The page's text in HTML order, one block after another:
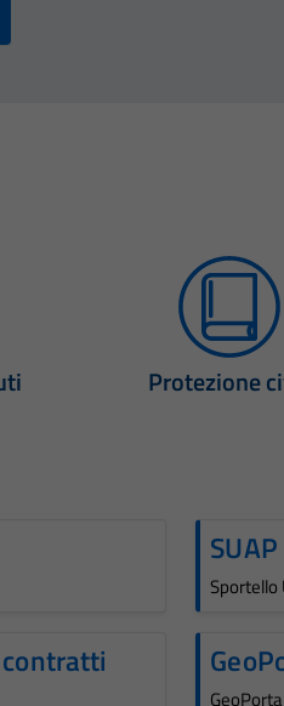
Protezione
SUAP